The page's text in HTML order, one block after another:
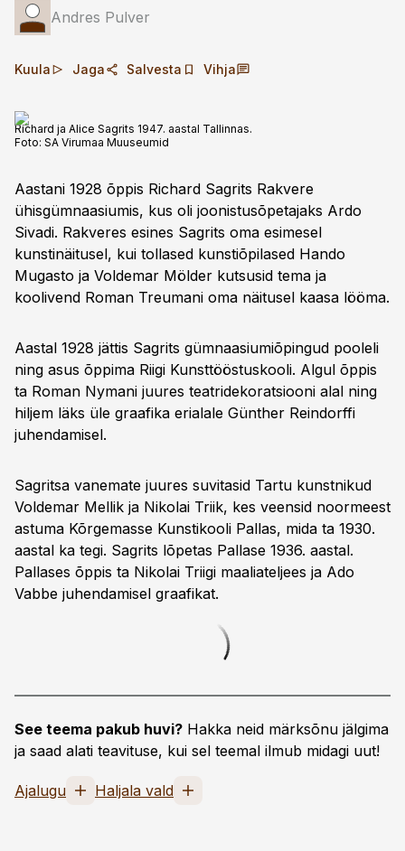
Andres Pulver
Kuula Jaga Salvesta Vihja
Richard ja Alice Sagrits 1947. aastal Tallinnas.
Foto: SA Virumaa Muuseumid
Aastani 1928 õppis Richard Sagrits Rakvere
ühisgümnaasiumis, kus oli joonistusõpetajaks Ardo
Sivadi. Rakveres esines Sagrits oma esimesel
kunstinäitusel, kui tollased kunstiõpilased Hando
Mugasto ja Voldemar Mölder kutsusid tema ja
koolivend Roman Treumani oma näitusel kaasa lööma.
Aastal 1928 jättis Sagrits gümnaasiumiõpingud pooleli
ning asus õppima Riigi Kunsttööstuskooli. Algul õppis
ta Roman Nymani juures teatridekoratsiooni alal ning
hiljem läks üle graafika erialale Günther Reindorffi
juhendamisel.
Sagritsa vanemate juures suvitasid Tartu kunstnikud
Voldemar Mellik ja Nikolai Triik, kes veensid noormeest
astuma Kõrgemasse Kunstikooli Pallas, mida ta 1930.
aastal ka tegi. Sagrits lõpetas Pallase 1936. aastal.
Pallases õppis ta Nikolai Triigi maaliateljees ja Ado
Vabbe juhendamisel graafikat.
See teema pakub huvi? Hakka neid märksõnu jälgima
ja saad alati teavituse, kui sel teemal ilmub midagi uut!
Ajalugu Haljala vald